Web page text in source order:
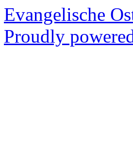
Evangelische
Proudly